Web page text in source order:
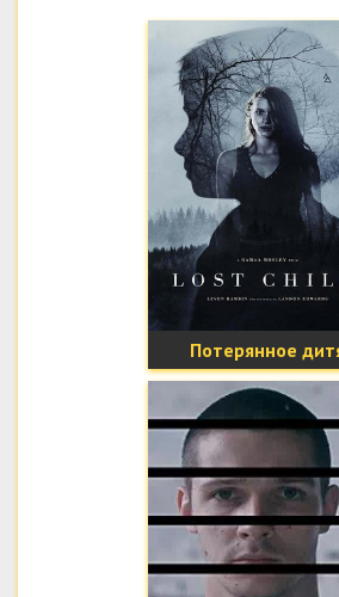
Потерянное